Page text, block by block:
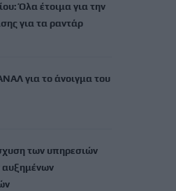
Όλα έτοιμα για την
για τα ραντάρ
για το άνοιγμα του
των υπηρεσιών
αυξημένων